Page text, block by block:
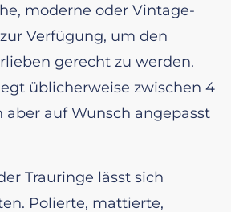
moderne oder Vintage-
Verfügung, um den
gerecht zu werden.
üblicherweise zwischen 4
aber auf Wunsch angepasst
Trauringe lässt sich
Polierte, mattierte,